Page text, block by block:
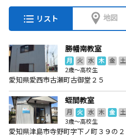
リスト 地図
勝幡南教室
月 火 水 木 金 土
2歳～高校生
愛知県愛西市古瀬町古御堂２５
蛭間教室
月 火 水 木 金 土
3歳～高校生
愛知県津島市寺野町字下ノ町３９の２